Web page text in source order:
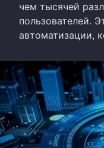
чем тысячей
пользователей.
автоматизации,